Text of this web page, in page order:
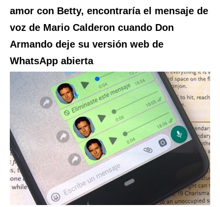
amor con Betty, encontraría el mensaje de
voz de Mario Calderon cuando Don
Armando deje su versión web de
WhatsApp abierta